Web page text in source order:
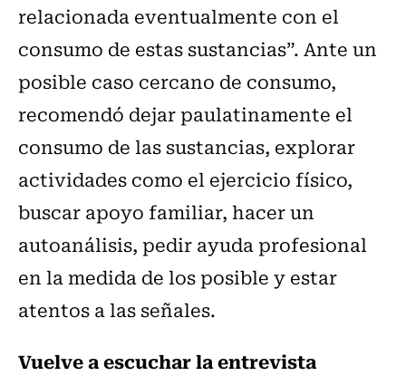
relacionada eventualmente con el
consumo de estas sustancias”. Ante un
posible caso cercano de consumo,
recomendó dejar paulatinamente el
consumo de las sustancias, explorar
actividades como el ejercicio físico,
buscar apoyo familiar, hacer un
autoanálisis, pedir ayuda profesional
en la medida de los posible y estar
atentos a las señales.
Vuelve a escuchar la entrevista